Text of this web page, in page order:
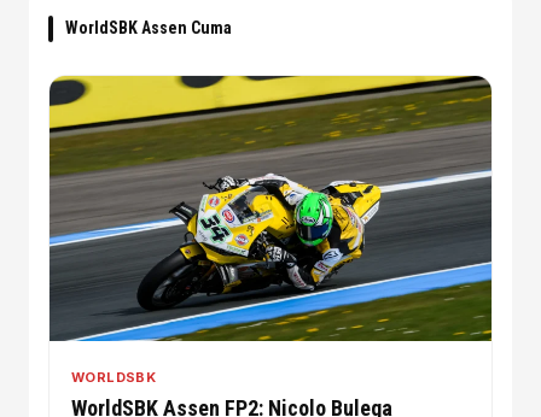
WorldSBK Assen Cuma
WORLDSBK
WorldSBK Assen FP2: Nicolo Bulega